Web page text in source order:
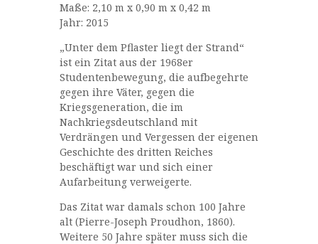
Maße: 2,10 m x 0,90 m x 0,42 m
Jahr: 2015
„Unter dem Pflaster liegt der Strand“
ist ein Zitat aus der 1968er
Studentenbewegung, die aufbegehrte
gegen ihre Väter, gegen die
Kriegsgeneration, die im
Nachkriegsdeutschland mit
Verdrängen und Vergessen der eigenen
Geschichte des dritten Reiches
beschäftigt war und sich einer
Aufarbeitung verweigerte.
Das Zitat war damals schon 100 Jahre
alt (Pierre-Joseph Proudhon, 1860).
Weitere 50 Jahre später muss sich die